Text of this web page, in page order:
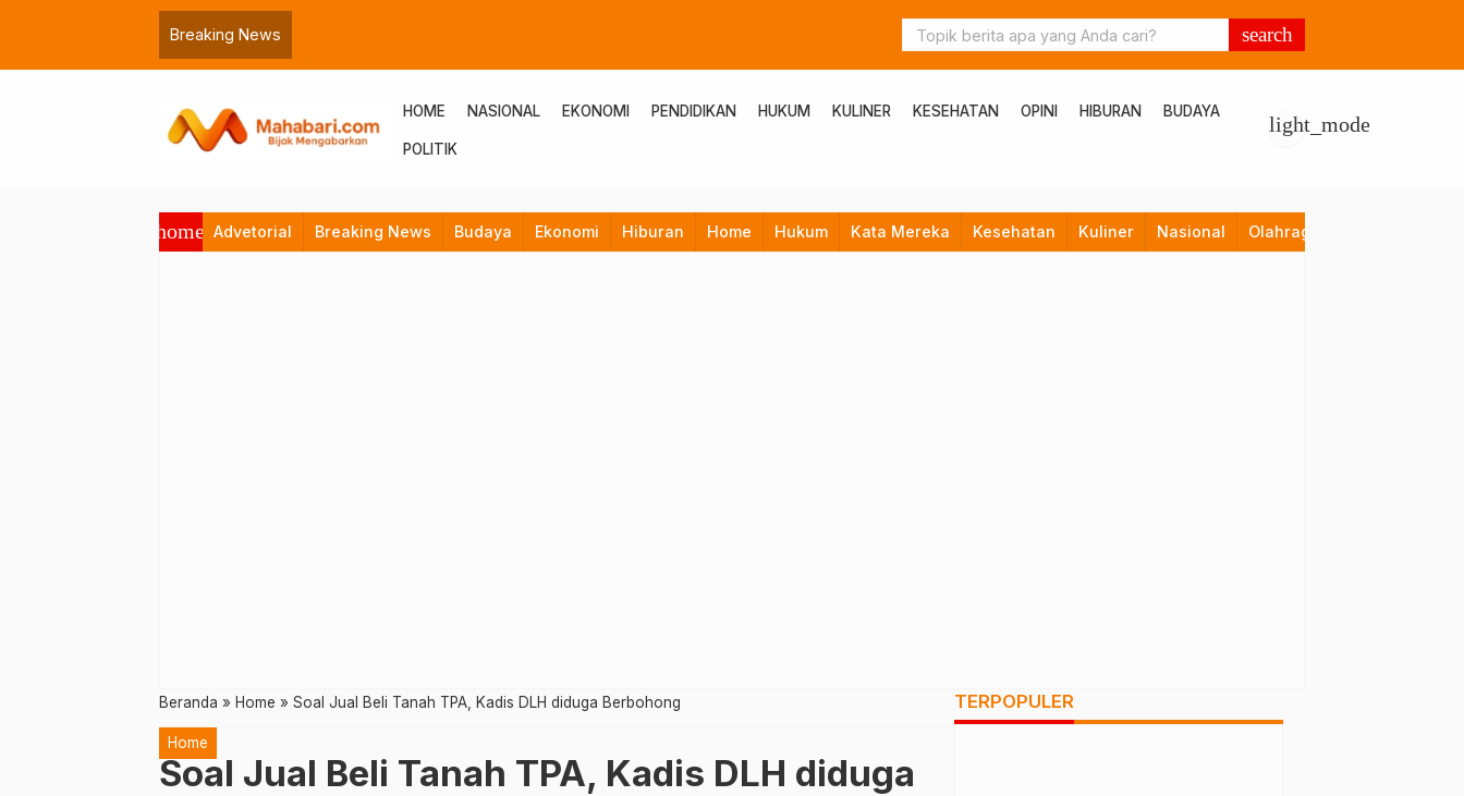
Breaking News search
HOME NASIONAL EKONOMI PENDIDIKAN HUKUM KULINER KESEHATAN OPINI HIBURAN BUDAYA
POLITIK
light_mode
home Advetorial Breaking News Budaya Ekonomi Hiburan Home Hukum Kata Mereka Kesehatan Kuliner Nasional Olahraga
Beranda » Home » Soal Jual Beli Tanah TPA, Kadis DLH diduga Berbohong
Home
Soal Jual Beli Tanah TPA, Kadis DLH diduga
TERPOPULER